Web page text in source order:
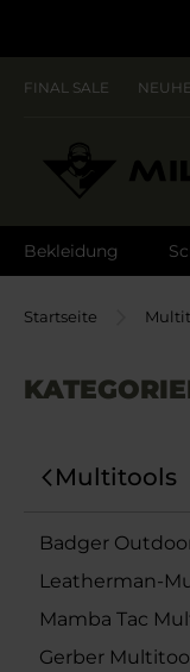
FINAL SALE
Bekleidung
Startseite
Multitools
Badger
Leatherman-
Mamba Tac
Gerber